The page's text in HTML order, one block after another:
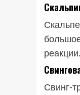
реакции.
Свинг-